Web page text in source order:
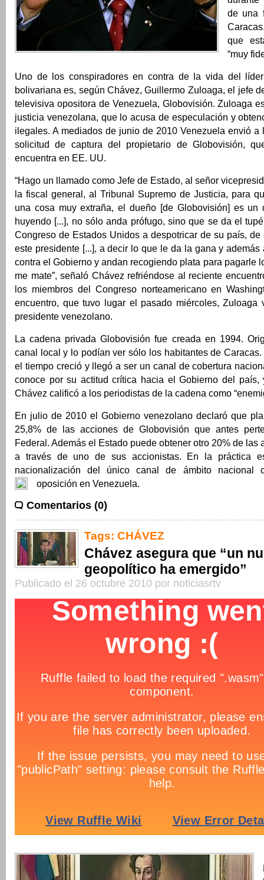
de una
que
“muy
Uno de los conspiradores en contra de la vida del
bolivariana es, según Chávez, Guillermo Zuloaga, el jefe
televisiva opositora de Venezuela, Globovisión. Zuloaga
justicia venezolana, que lo acusa de especulación y
ilegales. A mediados de junio de 2010 Venezuela envió a
solicitud de captura del propietario de Globovisión,
encuentra en EE. UU.
“Hago un llamado como Jefe de Estado, al señor
la fiscal general, al Tribunal Supremo de Justicia, para
una cosa muy extraña, el dueño [de Globovisión] es un
huyendo [...], no sólo anda prófugo, sino que se da el
Congreso de Estados Unidos a despotricar de su país, de
este presidente [...], a decir lo que le da la gana y además
contra el Gobierno y andan recogiendo plata para pagarle
me mate”, señaló Chávez refriéndose al reciente
los miembros del Congreso norteamericano en
encuentro, que tuvo lugar el pasado miércoles, Zuloaga
presidente venezolano.
La cadena privada Globovisión fue creada en 1994.
canal local y lo podían ver sólo los habitantes de
el tiempo creció y llegó a ser un canal de cobertura
conoce por su actitud crítica hacia el Gobierno del país,
Chávez calificó a los periodistas de la cadena como
En julio de 2010 el Gobierno venezolano declaró que
25,8% de las acciones de Globovisión que antes
Federal. Además el Estado puede obtener otro 20% de las
a través de uno de sus accionistas. En la práctica
nacionalización del único canal de ámbito nacional
oposición en Venezuela.
Comentarios (0)
Tags: CHÁVEZ
Chávez asegura que “un
geopolítico ha emergido”
Publicado el 26 octubre 2010 por noticiasrtv